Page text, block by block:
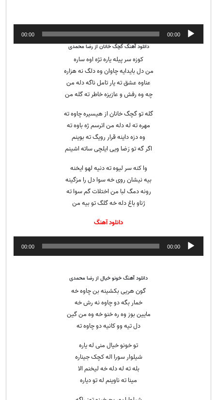
پخش‌کننده
صوت
00:00
00:00
دانلود آهنگ گچگ خانان از رضا محمدی
کوزه سر پیله یاره تژه اوه ساره
من دل بایدایه چاوان وه دلگ نه هزاره
عناوه عشق ته یار تامل ناگه دله من
چه وه رفش و عازیزه خاطر ته گله من
گله تو گچگ خانان از هیسیره چاوه ته
مهره ته له دله من اترسم ژه باوه ته
وه دزه داینه قرار رویگ ته بوینم
اگر گه تو رَضا ویی ایلچی ساته اشینم
وا کنه سر لیوه ته دنیه لهو ایخنه
بیه نیشان روی خه سوا دل را مزگینه
رونه دمگ لبا من اختلات گم سوا ته
ژناو باغ دله خه گلگ تو بیه من
دانلود آهنگ
پخش‌کننده
صوت
00:00
00:00
دانلود آهنگ خونو خیال از رضا محمدی
گون هریی بکشینه بن چاوه خه
خمار بگه دو چاوه نه رش خه
مایین بوز وه ره خنو خه وه من گین
دل تیه وو کانیه دو چاوه ته
تو خونو خیال منی له یاره
شیلوار سورا اله کچک جیناره
بله ته له دله خه لیخنم الا
مینا ته ناوینم له تو دیاره